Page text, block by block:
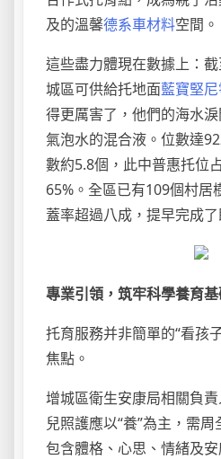
及的溫馨德系車材料空間。
這些盡力體現在數據上：
城區可供給托地面藍寶堅
得更厲害了，他們的海水
氣泡水的混合液。位數達
數約5.8個，此中普惠托位
65%。全區已有109個村居
蓋率超過八成，提早完成了
專業引領，筑牢科學養育
托育服務并非簡單的“看孩
焦點。
增城區衛生安康局相關負
兒照護應以“養”為主，需周
包含體格、心思、情緒及